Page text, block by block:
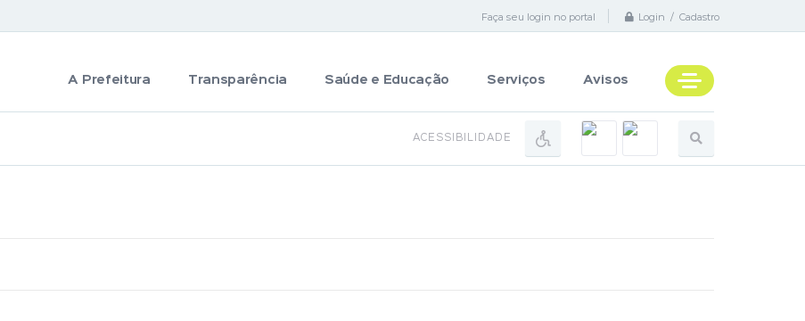
Faça seu login no portal Login / Cadastro
A Prefeitura Transparência Saúde e Educação Serviços Avisos
ACESSIBILIDADE